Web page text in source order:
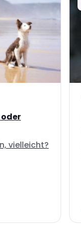
vielleicht?